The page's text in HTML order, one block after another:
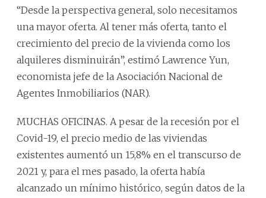
“Desde la perspectiva general, solo necesitamos
una mayor oferta. Al tener más oferta, tanto el
crecimiento del precio de la vivienda como los
alquileres disminuirán”, estimó Lawrence Yun,
economista jefe de la Asociación Nacional de
Agentes Inmobiliarios (NAR).
MUCHAS OFICINAS. A pesar de la recesión por el
Covid-19, el precio medio de las viviendas
existentes aumentó un 15,8% en el transcurso de
2021 y, para el mes pasado, la oferta había
alcanzado un mínimo histórico, según datos de la